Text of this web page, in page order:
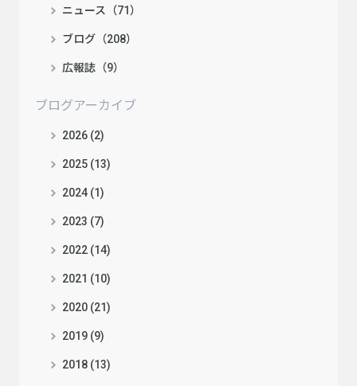
ニュース（71）
ブログ（208）
広報誌（9）
ブログアーカイブ
2026 (2)
2025 (13)
2024 (1)
2023 (7)
2022 (14)
2021 (10)
2020 (21)
2019 (9)
2018 (13)